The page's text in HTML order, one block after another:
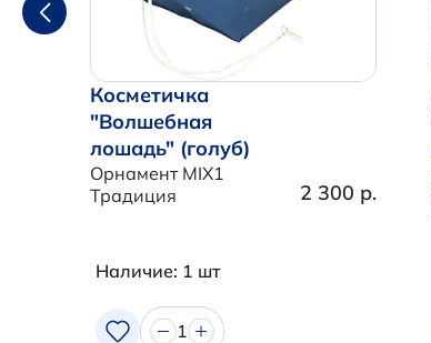
Косметичка
"Волшебная
лошадь" (голуб)
Орнамент MIX1
Традиция
2 300 р.
Наличие: 1 шт
1